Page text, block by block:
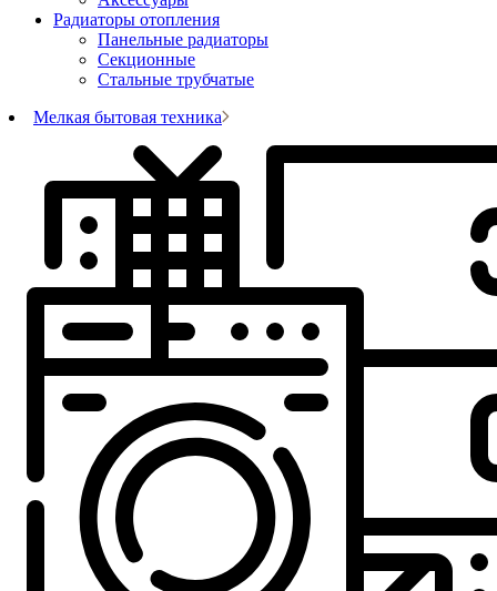
Радиаторы отопления
Панельные радиаторы
Секционные
Стальные трубчатые
Мелкая бытовая техника